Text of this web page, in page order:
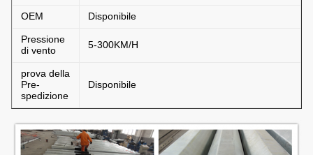
OEM Disponibile
Pressione
di vento
5-300KM/H
prova della
Pre-
spedizione
Disponibile